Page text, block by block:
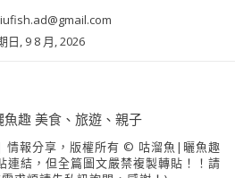
日, 9 8 月, 2026
報分享，版權所有 © 咕溜魚|曬魚趣
連結，但全篇圖文嚴禁複製轉貼！！請